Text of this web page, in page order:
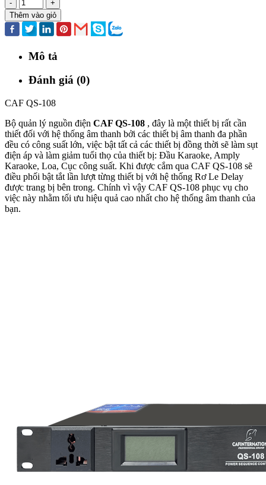
-
+
Thêm vào giỏ
Mô tả
Đánh giá (0)
CAF QS-108
Bộ quản lý nguồn điện CAF QS-108 , đây là một thiết bị rất cần
thiết đối với hệ thống âm thanh bởi các thiết bị âm thanh đa phần
đều có công suất lớn, việc bật tất cả các thiết bị đồng thời sẽ làm sụt
điện áp và làm giảm tuổi thọ của thiết bị: Đầu Karaoke, Amply
Karaoke, Loa, Cục công suất. Khi được cắm qua CAF QS-108 sẽ
điều phối bật tắt lần lượt từng thiết bị với hệ thống Rơ Le Delay
được trang bị bên trong. Chính vì vậy CAF QS-108 phục vụ cho
việc này nhằm tối ưu hiệu quả cao nhất cho hệ thống âm thanh của
bạn.